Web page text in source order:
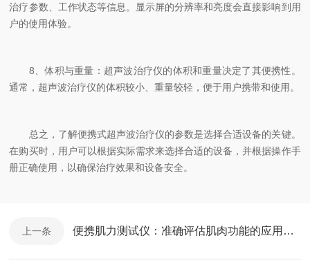
治疗参数、工作状态等信息。显示屏的分辨率和亮度会直接影响到用
户的使用体验。
8、体积与重量：超声波治疗仪的体积和重量决定了其便携性。
通常，超声波治疗仪的体积较小、重量较轻，便于用户携带和使用。
总之，了解便携式超声波治疗仪的参数是选择合适设备的关键。
在购买时，用户可以根据实际需求来选择合适的设备，并根据操作手
册正确使用，以确保治疗效果和设备安全。
上一条 便携肌力测试仪：准确评估肌肉功能的应用研究